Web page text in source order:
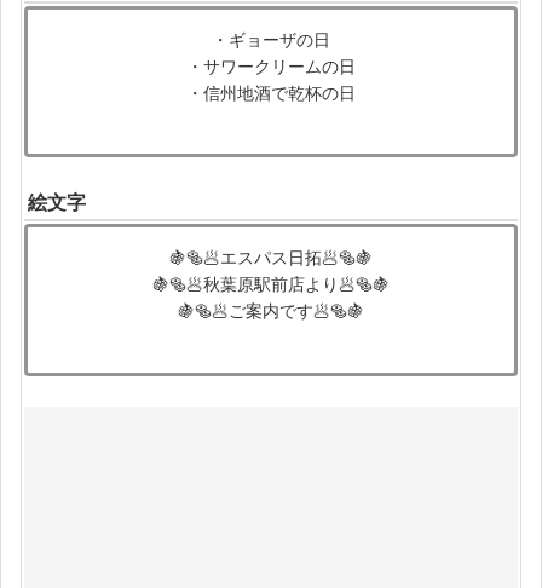
・ギョーザの日
・サワークリームの日
・信州地酒で乾杯の日
絵文字
🍇🥯🥟エスパス日拓🥟🥯🍇
🍇🥯🥟秋葉原駅前店より🥟🥯🍇
🍇🥯🥟ご案内です🥟🥯🍇